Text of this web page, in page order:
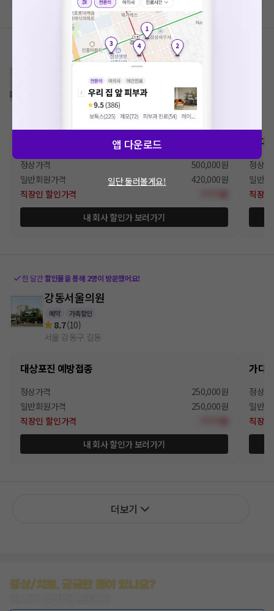
할인몰을 통해7명이 방문했어요!
우리의내과의원
가족할인
)
경기도 수원시 팔달구 지동
정상가격
500,000원
일반회원가격
420,000원
직장인 할인가격
내 회사 할인가 보러가기
가다
정상
일반
직장인
한 달간할인몰을 통해 2명이 방문했어요!
강동서울의원
예약 가족할인
8.7(10)
서울 강동구 길동
대상포진 예방접종
정상가격
250,000원
일반회원가격
250,000원
직장인 할인가격
내 회사 할인가 보러가기
가다
정상
일반
직장인
더보기
증상/치료, 궁금한 점이 있나요?
앱 다운로드
일단 둘러볼게요!